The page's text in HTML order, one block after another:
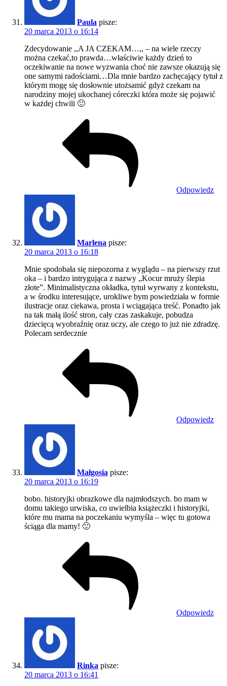
Paula pisze:
20 marca 2013 o 16:14
Zdecydowanie ,,A JA CZEKAM…,, – na wiele rzeczy
można czekać,to prawda…właściwie każdy dzień to
oczekiwanie na nowe wyzwania choć nie zawsze okazują się
one samymi radościami…Dla mnie bardzo zachęcający tytuł z
którym mogę się dosłownie utożsamić gdyż czekam na
narodziny mojej ukochanej córeczki która może się pojawić
w każdej chwili 🙂
Odpowiedz
Marlena pisze:
20 marca 2013 o 16:18
Mnie spodobała się niepozorna z wyglądu – na pierwszy rzut
oka – i bardzo intrygująca z nazwy „Kocur mruży ślepia
złote”. Minimalistyczna okładka, tytuł wyrwany z kontekstu,
a w środku interesujące, urokliwe bym powiedziała w formie
ilustracje oraz ciekawa, prosta i wciągająca treść. Ponadto jak
na tak małą ilość stron, cały czas zaskakuje, pobudza
dziecięcą wyobraźnię oraz uczy, ale czego to już nie zdradzę.
Polecam serdecznie
Odpowiedz
Małgosia pisze:
20 marca 2013 o 16:19
bobo. historyjki obrazkowe dla najmłodszych. bo mam w
domu takiego urwiska, co uwielbia książeczki i historyjki,
które mu mama na poczekaniu wymyśla – więc tu gotowa
ściąga dla mamy! 🙂
Odpowiedz
Rinka pisze:
20 marca 2013 o 16:41